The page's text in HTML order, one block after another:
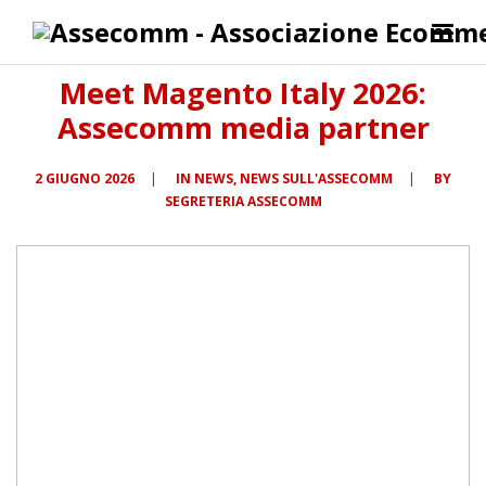
Meet Magento Italy 2026:
Assecomm media partner
2 GIUGNO 2026 | IN NEWS, NEWS SULL'ASSECOMM |
BY
SEGRETERIA ASSECOMM